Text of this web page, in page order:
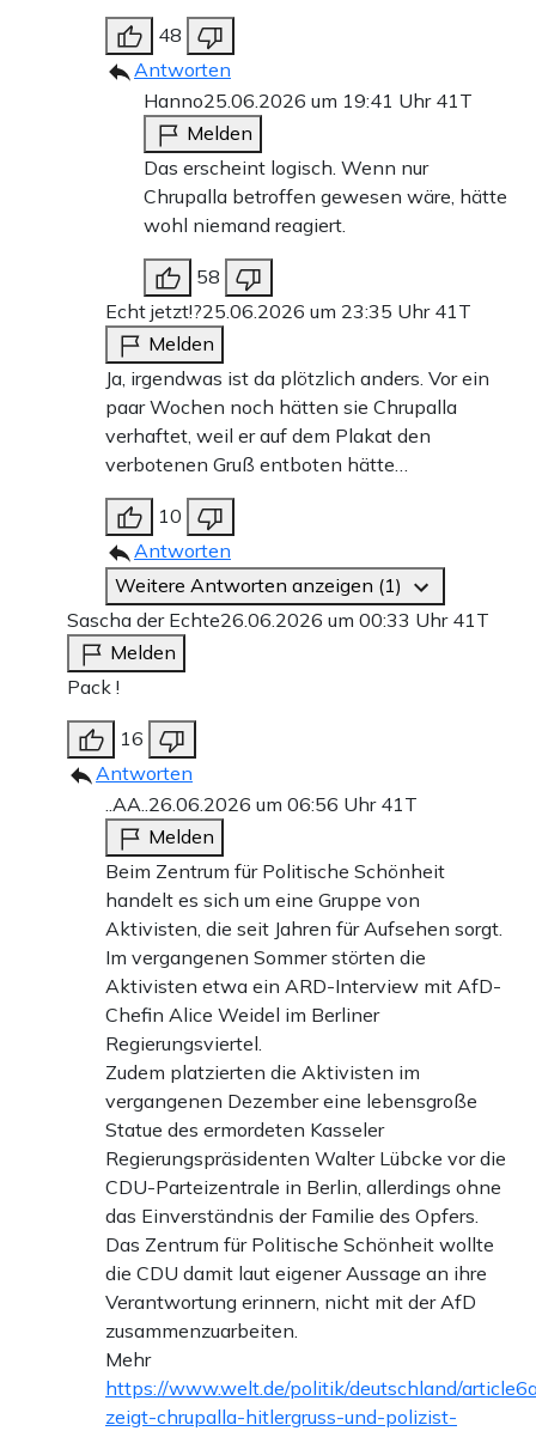
48
Antworten
Hanno25.06.2026 um 19:41 Uhr 41T
Melden
Das erscheint logisch. Wenn nur
Chrupalla betroffen gewesen wäre, hätte
wohl niemand reagiert.
58
Echt jetzt!?25.06.2026 um 23:35 Uhr 41T
Melden
Ja, irgendwas ist da plötzlich anders. Vor ein
paar Wochen noch hätten sie Chrupalla
verhaftet, weil er auf dem Plakat den
verbotenen Gruß entboten hätte…
10
Antworten
Weitere Antworten anzeigen (1)
Sascha der Echte26.06.2026 um 00:33 Uhr 41T
Melden
Pack !
16
Antworten
..AA.. 26.06.2026 um 06:56 Uhr 41T
Melden
Beim Zentrum für Politische Schönheit
handelt es sich um eine Gruppe von
Aktivisten, die seit Jahren für Aufsehen sorgt.
Im vergangenen Sommer störten die
Aktivisten etwa ein ARD-Interview mit AfD-
Chefin Alice Weidel im Berliner
Regierungsviertel.
Zudem platzierten die Aktivisten im
vergangenen Dezember eine lebensgroße
Statue des ermordeten Kasseler
Regierungspräsidenten Walter Lübcke vor die
CDU-Parteizentrale in Berlin, allerdings ohne
das Einverständnis der Familie des Opfers.
Das Zentrum für Politische Schönheit wollte
die CDU damit laut eigener Aussage an ihre
Verantwortung erinnern, nicht mit der AfD
zusammenzuarbeiten.
Mehr
https://www.welt.de/politik/deutschland/
zeigt-chrupalla-hitlergruss-und-polizist-